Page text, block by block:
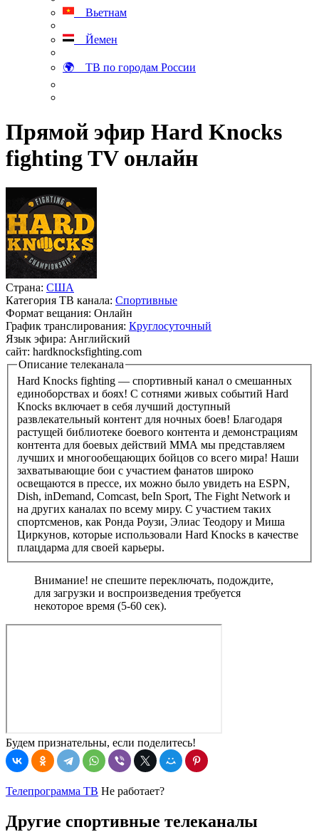
Вьетнам
Йемен
🌍 ТВ по городам России
Прямой эфир Hard Knocks
fighting TV онлайн
Страна: США
Категория ТВ канала: Спортивные
Формат вещания: Онлайн
График транслирования: Круглосуточный
Язык эфира: Английский
сайт: hardknocksfighting.com
Описание телеканала
Hard Knocks fighting — спортивный канал о смешанных
единоборствах и боях! С сотнями живых событий Hard
Knocks включает в себя лучший доступный
развлекательный контент для ночных боев! Благодаря
растущей библиотеке боевого контента и демонстрациям
контента для боевых действий ММА мы представляем
лучших и многообещающих бойцов со всего мира! Наши
захватывающие бои с участием фанатов широко
освещаются в прессе, их можно было увидеть на ESPN,
Dish, inDemand, Comcast, beIn Sport, The Fight Network и
на других каналах по всему миру. С участием таких
спортсменов, как Ронда Роузи, Элиас Теодору и Миша
Циркунов, которые использовали Hard Knocks в качестве
плацдарма для своей карьеры.
Внимание! не спешите переключать, подождите,
для загрузки и воспроизведения требуется
некоторое время (5-60 сек).
Будем признательны, если поделитесь!
Телепрограмма ТВ Не работает?
Другие спортивные телеканалы